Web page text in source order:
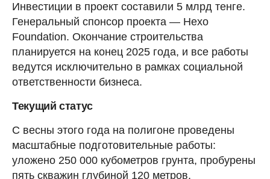
Инвестиции в проект составили 5 млрд тенге.
Генеральный спонсор проекта — Hexo
Foundation. Окончание строительства
планируется на конец 2025 года, и все работы
ведутся исключительно в рамках социальной
ответственности бизнеса.
Текущий статус
С весны этого года на полигоне проведены
масштабные подготовительные работы:
уложено 250 000 кубометров грунта, пробурены
пять скважин глубиной 120 метров,